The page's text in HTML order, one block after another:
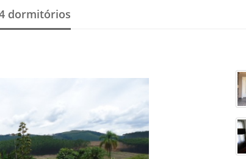
dormitórios